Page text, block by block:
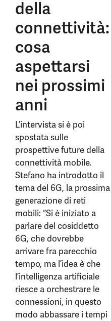
della
connettività:
cosa
aspettarsi
nei prossimi
anni
L’intervista si è poi
spostata sulle
prospettive future della
connettività mobile.
Stefano ha introdotto il
tema del 6G, la prossima
generazione di reti
mobili: “Si è iniziato a
parlare del cosiddetto
6G, che dovrebbe
arrivare fra parecchio
tempo, ma l’idea è che
l’intelligenza artificiale
riesce a orchestrare le
connessioni, in questo
modo abbassare i tempi